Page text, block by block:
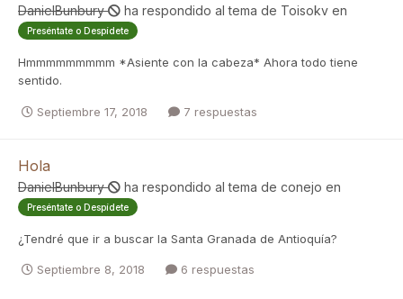
DanielBunbury ha respondido al tema de Toisokv en
Preséntate o Despídete
Hmmmmmmmmm *Asiente con la cabeza* Ahora todo tiene
sentido.
Septiembre 17, 2018 7 respuestas
Hola
DanielBunbury ha respondido al tema de conejo en
Preséntate o Despídete
¿Tendré que ir a buscar la Santa Granada de Antioquía?
Septiembre 8, 2018 6 respuestas